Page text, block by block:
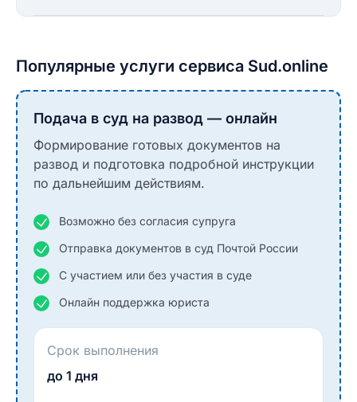
Популярные услуги сервиса Sud.online
Подача в суд на развод — онлайн
Формирование готовых документов на
развод и подготовка подробной инструкции
по дальнейшим действиям.
Возможно без согласия супруга
Отправка документов в суд Почтой России
С участием или без участия в суде
Онлайн поддержка юриста
Срок выполнения
до 1 дня